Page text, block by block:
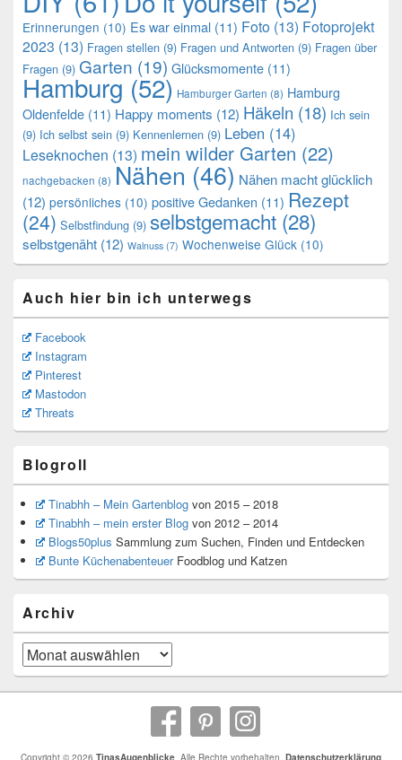
Erinnerungen (10) Es war einmal (11) Foto (13) Fotoprojekt
2023 (13) Fragen stellen (9) Fragen und Antworten (9) Fragen über
Fragen (9) Garten (19) Glücksmomente (11)
Hamburg (52) Hamburger Garten (8) Hamburg
Oldenfelde (11) Happy moments (12) Häkeln (18) Ich sein
(9) Ich selbst sein (9) Kennenlernen (9) Leben (14)
Leseknochen (13) mein wilder Garten (22)
nachgebacken (8) Nähen (46) Nähen macht glücklich
(12) persönliches (10) positive Gedanken (11) Rezept
(24) Selbstfindung (9) selbstgemacht (28)
selbstgenäht (12) Walnuss (7) Wochenweise Glück (10)
Auch hier bin ich unterwegs
Facebook
Instagram
Pinterest
Mastodon
Threats
Blogroll
Tinabhh – Mein Gartenblogvon 2015 – 2018
Tinabhh – mein erster Blogvon 2012 – 2014
Blogs50plus Sammlung zum Suchen, Finden und Entdecken
Bunte KüchenabenteuerFoodblog und Katzen
Archiv
Archiv
Copyright © 2026 TinasAugenblicke . Alle Rechte vorbehalten. Datenschutzerklärung